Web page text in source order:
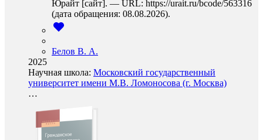
Юрайт [сайт]. — URL: https://urait.ru/bcode/563316
(дата обращения: 08.08.2026).
Белов В. А.
2025
Научная школа: Московский государственный
университет имени М.В. Ломоносова (г. Москва)
…